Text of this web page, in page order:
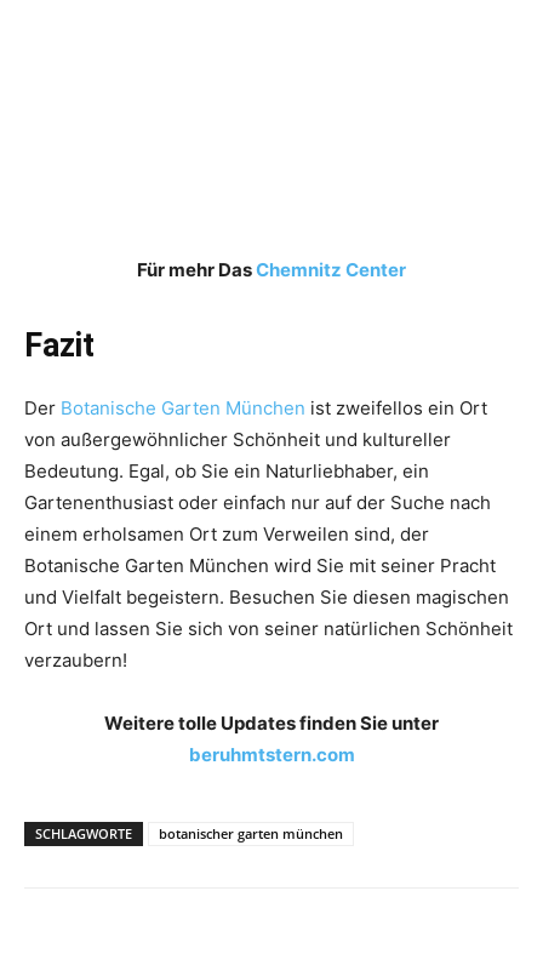
Für mehr DasChemnitz Center
Fazit
Der Botanische Garten München ist zweifellos ein Ort
von außergewöhnlicher Schönheit und kultureller
Bedeutung. Egal, ob Sie ein Naturliebhaber, ein
Gartenenthusiast oder einfach nur auf der Suche nach
einem erholsamen Ort zum Verweilen sind, der
Botanische Garten München wird Sie mit seiner Pracht
und Vielfalt begeistern. Besuchen Sie diesen magischen
Ort und lassen Sie sich von seiner natürlichen Schönheit
verzaubern!
Weitere tolle Updates finden Sie unter
beruhmtstern.com
SCHLAGWORTE botanischer garten münchen